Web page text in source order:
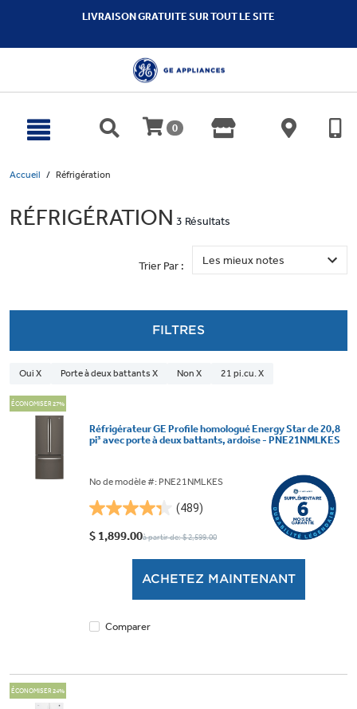
LIVRAISON GRATUITE SUR TOUT LE SITE
0
Accueil Réfrigération
RÉFRIGÉRATION 3 Résultats
Trier Par :
FILTRES
Oui X Porte à deux battants X Non X 21 pi.cu. X
ÉCONOMISER 27%
Réfrigérateur GE Profile homologué Energy Star de 20,8
pi³ avec porte à deux battants, ardoise - PNE21NMLKES
No de modèle #: PNE21NMLKES
(489)
4.3
étoile(s)
$ 1,899.00à partir de: $ 2,599.00
ACHETEZ MAINTENANT
Comparer
ÉCONOMISER 24%